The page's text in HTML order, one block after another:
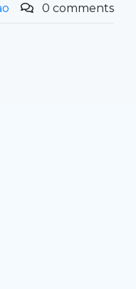
0 comments